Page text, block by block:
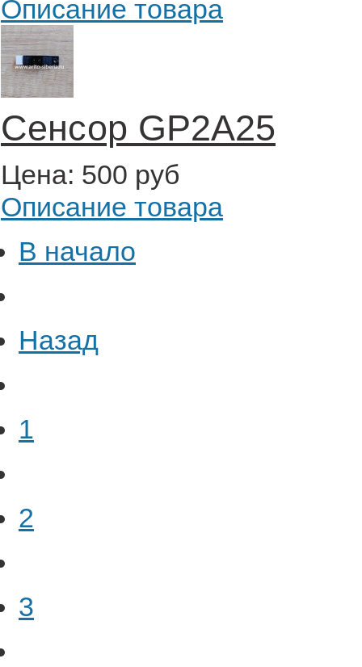
Описание товара
Сенсор GP2A25
Цена: 500 руб
Описание товара
В начало
Назад
1
2
3